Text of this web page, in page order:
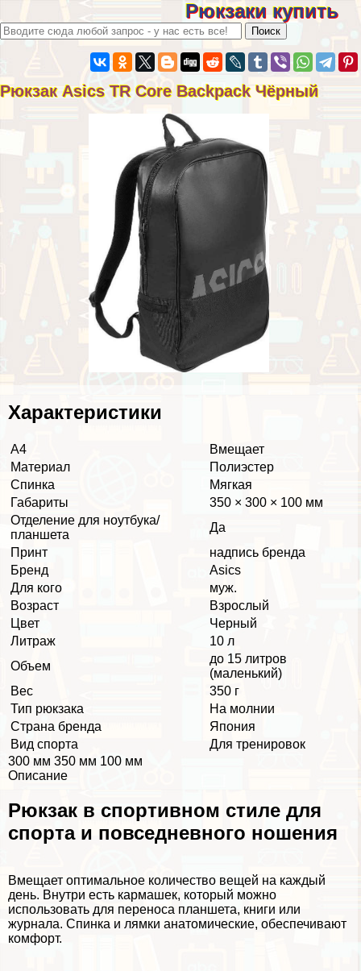
Рюкзаки купить
Рюкзак Asics TR Core Backpack Чёрный
Хаpaктеристики
А4
Вмещает
Материал
Полиэстер
Спинка
Мягкая
Габариты
350 × 300 × 100 мм
Отделение для ноутбука/
планшета
Да
Принт
надпись бренда
Бренд
Asics
Для кого
муж.
Возраст
Взрослый
Цвет
Черный
Литраж
10 л
Объем
до 15 литров
(маленький)
Вес
350 г
Тип рюкзака
На молнии
Страна бренда
Япония
Вид спорта
Для тренировок
300 мм 350 мм 100 мм
Описание
Рюкзак в спортивном стиле для
спорта и повседневного ношения
Вмещает оптимальное количество вещей на каждый
день. Внутри есть кармашек, который можно
использовать для переноса планшета, книги или
журнала. Спинка и лямки анатомические, обеспечивают
комфорт.